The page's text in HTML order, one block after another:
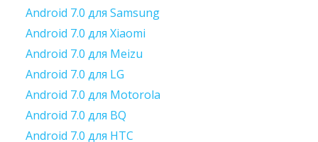
Android 7.0 для Samsung
Android 7.0 для Xiaomi
Android 7.0 для Meizu
Android 7.0 для LG
Android 7.0 для Motorola
Android 7.0 для BQ
Android 7.0 для HTC